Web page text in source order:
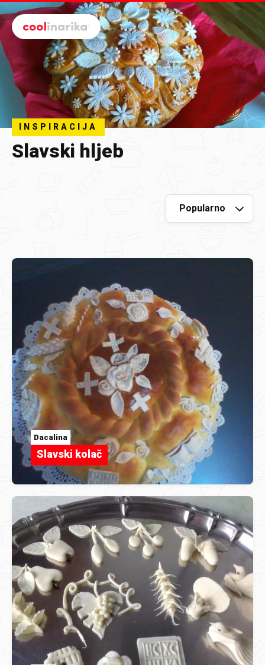
Preskoči na glavni sadržaj
INSPIRACIJA
Slavski hljeb
Dacalina
Slavski kolač